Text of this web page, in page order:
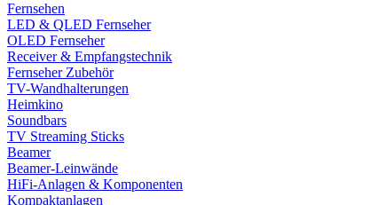
Fernsehen
LED & QLED Fernseher
OLED Fernseher
Receiver & Empfangstechnik
Fernseher Zubehör
TV-Wandhalterungen
Heimkino
Soundbars
TV Streaming Sticks
Beamer
Beamer-Leinwände
HiFi-Anlagen & Komponenten
Kompaktanlagen